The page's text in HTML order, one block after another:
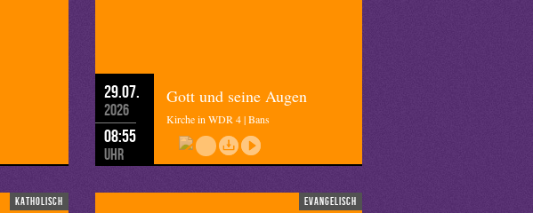
29.07.
2026
08:55
Uhr
Gott und seine Augen
Kirche in WDR 4 | Bans
katholisch evangelisch